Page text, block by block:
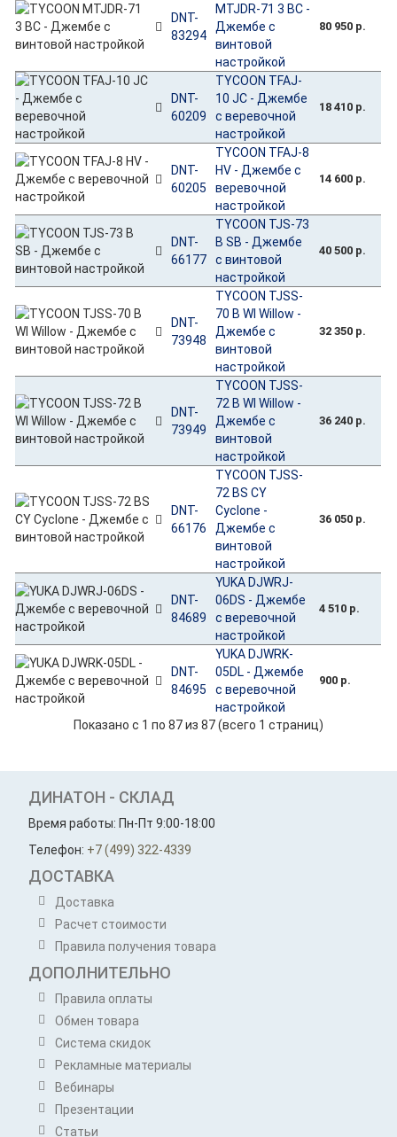
DNT-
83294
MTJDR-71 3 BC -
Джембе с
винтовой
настройкой
80 950 р.
DNT-
60209
TYCOON TFAJ-
10 JC - Джембе
с веревочной
настройкой
18 410 р.
DNT-
60205
TYCOON TFAJ-8
HV - Джембе с
веревочной
настройкой
14 600 р.
DNT-
66177
TYCOON TJS-73
B SB - Джембе
с винтовой
настройкой
40 500 р.
DNT-
73948
TYCOON TJSS-
70 B WI Willow -
Джембе с
винтовой
настройкой
32 350 р.
DNT-
73949
TYCOON TJSS-
72 B WI Willow -
Джембе с
винтовой
настройкой
36 240 р.
DNT-
66176
TYCOON TJSS-
72 BS CY
Cyclone -
Джембе с
винтовой
настройкой
36 050 р.
DNT-
84689
YUKA DJWRJ-
06DS - Джембе
с веревочной
настройкой
4 510 р.
DNT-
84695
YUKA DJWRK-
05DL - Джембе
с веревочной
настройкой
900 р.
Показано с 1 по 87 из 87 (всего 1 страниц)
ДИНАТОН - СКЛАД
Время работы: Пн-Пт 9:00-18:00
Телефон: +7 (499) 322-4339
ДОСТАВКА
Доставка
Расчет стоимости
Правила получения товара
ДОПОЛНИТЕЛЬНО
Правила оплаты
Обмен товара
Система скидок
Рекламные материалы
Вебинары
Презентации
Статьи